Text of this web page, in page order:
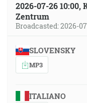
2026-07-26 10:00,
Zentrum
Broadcasted: 2026-
SLOVENSKY
MP3
ITALIANO